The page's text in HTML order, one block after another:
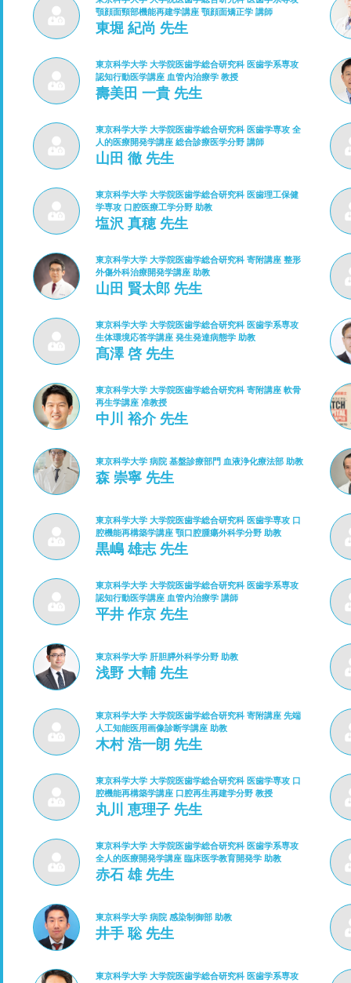
顎顔面頸部機能再建学講座 顎顔面矯正学 講師
東堀 紀尚 先生
東京科学大学 大学院医歯学総合研究科 医歯学系専攻
認知行動医学講座 血管内治療学 教授
壽美田 一貴 先生
東京科学大学 大学院医歯学総合研究科 医歯学専攻 全
人的医療開発学講座 総合診療医学分野 講師
山田 徹 先生
東京科学大学 大学院医歯学総合研究科 医歯理工保健
学専攻 口腔医療工学分野 助教
塩沢 真穂 先生
東京科学大学 大学院医歯学総合研究科 寄附講座 整形
外傷外科治療開発学講座 助教
山田 賢太郎 先生
東京科学大学 大学院医歯学総合研究科 医歯学系専攻
生体環境応答学講座 発生発達病態学 助教
髙澤 啓 先生
東京科学大学 大学院医歯学総合研究科 寄附講座 軟骨
再生学講座 准教授
中川 裕介 先生
東京科学大学 病院 基盤診療部門 血液浄化療法部 助教
森 崇寧 先生
東京科学大学 大学院医歯学総合研究科 医歯学専攻 口
腔機能再構築学講座 顎口腔腫瘍外科学分野 助教
黒嶋 雄志 先生
東京科学大学 大学院医歯学総合研究科 医歯学系専攻
認知行動医学講座 血管内治療学 講師
平井 作京 先生
東京科学大学 肝胆膵外科学分野 助教
浅野 大輔 先生
東京科学大学 大学院医歯学総合研究科 寄附講座 先端
人工知能医用画像診断学講座 助教
木村 浩一朗 先生
東京科学大学 大学院医歯学総合研究科 医歯学専攻 口
腔機能再構築学講座 口腔再生再建学分野 教授
丸川 恵理子 先生
東京科学大学 大学院医歯学総合研究科 医歯学系専攻
全人的医療開発学講座 臨床医学教育開発学 助教
赤石 雄 先生
東京科学大学 病院 感染制御部 助教
井手 聡 先生
東京科学大学 大学院医歯学総合研究科 医歯学系専攻